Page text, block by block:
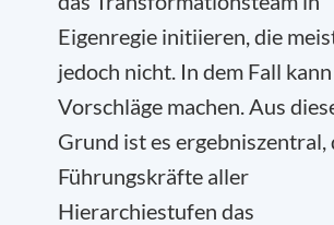
Eigenregie initiieren, die
jedoch nicht. In dem Fall
Vorschläge machen. Aus
Grund ist es ergebniszentral,
Führungskräfte aller
Hierarchiestufen das